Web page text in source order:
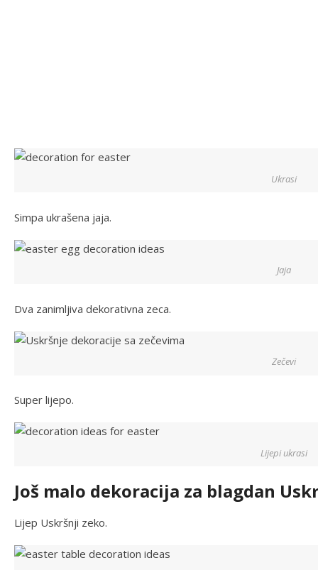
Ukrasi
Simpa ukrašena jaja.
Jaja
Dva zanimljiva dekorativna zeca.
Zečevi
Super lijepo.
Lijepi ukrasi
Još malo dekoracija za blagdan
Lijep Uskršnji zeko.